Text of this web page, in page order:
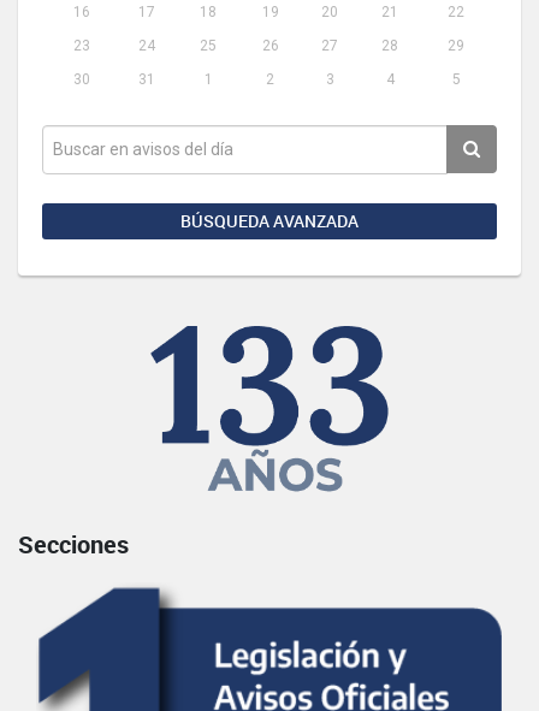
16
17 18 19 20 21
22
23
24 25 26 27 28
29
30
31 1 2 3 4 5
BÚSQUEDA AVANZADA
Secciones